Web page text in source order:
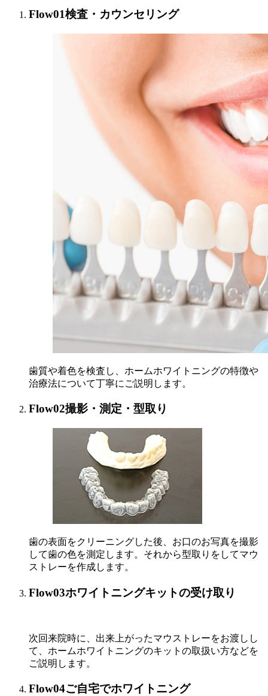
Flow01検査・カウンセリング
歯質や着色を検査し、ホームホワイトニングの特徴や
治療法について丁寧にご説明します。
Flow02撮影・測定・型取り
歯の表面をクリーニングした後、お口のお写真を撮影
して歯の色を測定します。それから型取りをしてマウ
ストレーを作成します。
Flow03ホワイトニングキットの受け取り
次回来院時に、出来上がったマウストレーをお渡しし
て、ホームホワイトニングのキットの取扱い方などを
ご説明します。
Flow04ご自宅でホワイトニング